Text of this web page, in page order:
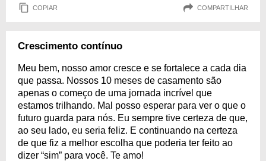
COPIAR COMPARTILHAR
Crescimento contínuo
Meu bem, nosso amor cresce e se fortalece a cada dia
que passa. Nossos 10 meses de casamento são
apenas o começo de uma jornada incrível que
estamos trilhando. Mal posso esperar para ver o que o
futuro guarda para nós. Eu sempre tive certeza de que,
ao seu lado, eu seria feliz. E continuando na certeza
de que fiz a melhor escolha que poderia ter feito ao
dizer “sim” para você. Te amo!